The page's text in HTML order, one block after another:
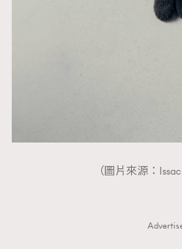
（圖片來源：